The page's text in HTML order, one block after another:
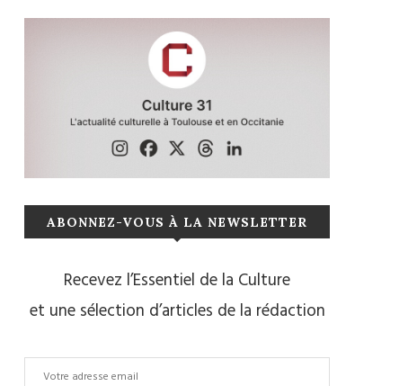
ABONNEZ-VOUS À LA NEWSLETTER
Recevez l’Essentiel de la Culture
et une sélection d’articles de la rédaction